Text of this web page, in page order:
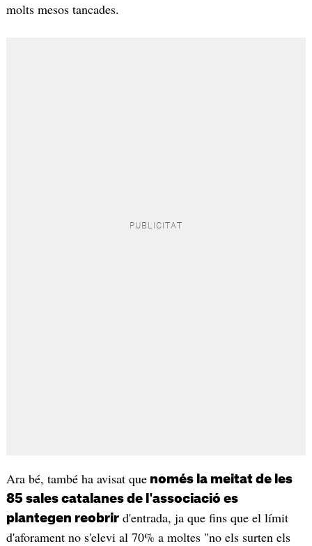
molts mesos tancades.
Ara bé, també ha avisat quenomés la meitat de les
85 sales catalanes de l'associació es
plantegen reobrird'entrada, ja que fins que el límit
d'aforament no s'elevi al 70% a moltes "no els surten els